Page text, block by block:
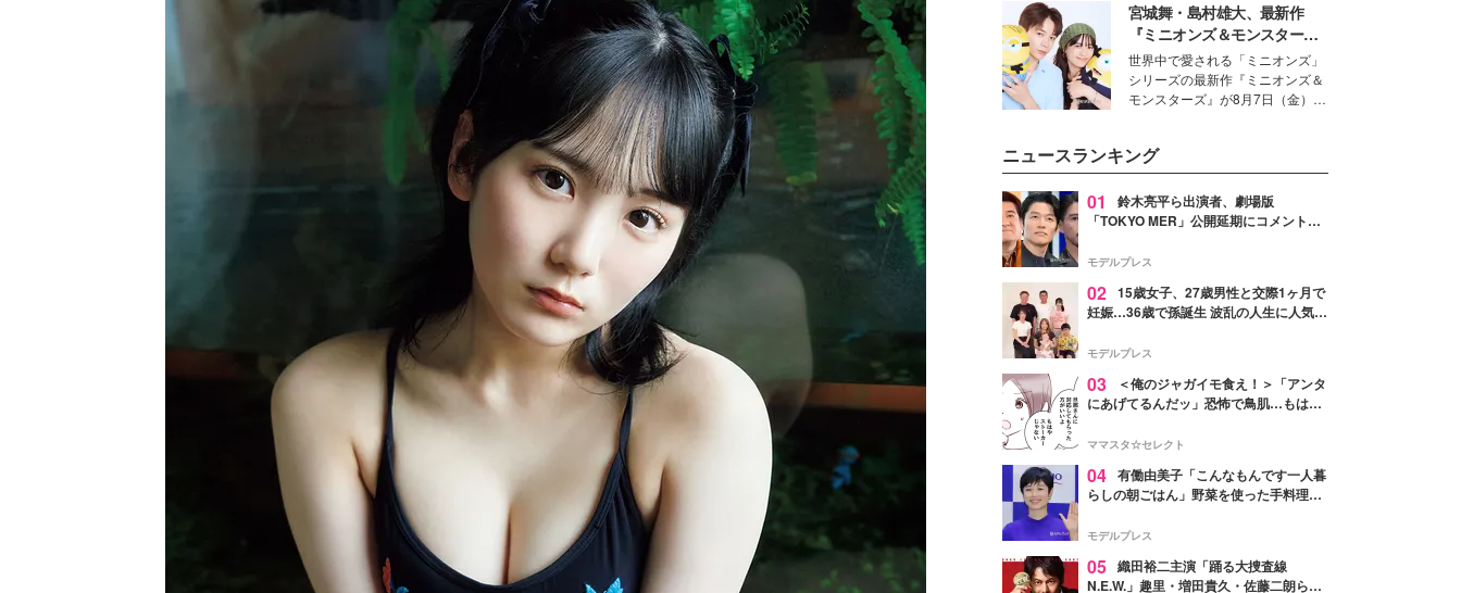
ションの完成度を高めるベースと
して、“髪そのものの美しさ”に改
めて注目する人が増えている様
子。今回は、そんな憧れの艶やか
な髪を日常で叶える、美容好きの
女性たちのヘアケア事情を紹介し
宮城舞・島村雄大、最新作
『ミニオンズ＆モンスター
ズ』の魅力熱弁 ハチャメチャ
だけじゃない“友情と絆”に感
動
世界中で愛される「ミニオンズ」
シリーズの最新作『ミニオンズ＆
モンスターズ』が8月7日（金）に
デルの宮城舞と島村雄大の特別対
談をお届け！それぞれの視点か
ら、今作ならではの魅力や予想外
の感動をもたらす奥深いストーリ
た。
ニュースランキング
01
鈴木亮平ら出演者、劇場版
「TOKYO MER」公開延期にコメント
最大の敬意とエールを」
モデルプレス
02 15歳女子、27歳男性と交際1ヶ月で
妊娠…36歳で孫誕生 波乱の人生に人気タ
よ！」
モデルプレス
03
＜俺のジャガイモ食え！＞「アンタ
にあげてるんだッ」恐怖で鳥肌…もはや
ママスタ☆セレクト
04 有働由美子「こんなもんです一人暮
らしの朝ごはん」野菜を使った手料理公
そう」と反響
モデルプレス
05 織田裕二主演「踊る大捜査線
N.E.W.」趣里・増田貴久・佐藤二朗ら新